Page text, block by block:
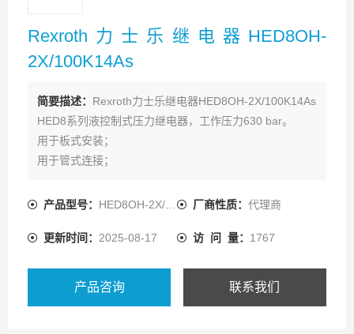
Rexroth力士乐继电器HED8OH-
2X/100K14As
简要描述： Rexroth力士乐继电器HED8OH-2X/100K14As
HED8系列液控制式压力继电器，工作压力630 bar。
用于板式安装；
用于管式连接；
水平叠加元件；
4种调节元件：
产品型号： HED8OH-2X/100K14AS 厂商性质： 代理商
更新时间： 2025-08-17 访 问 量： 1767
产品咨询 联系我们